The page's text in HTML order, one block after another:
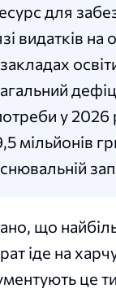
для
видатків на
у 2026
мільйонів
що
іде на
це